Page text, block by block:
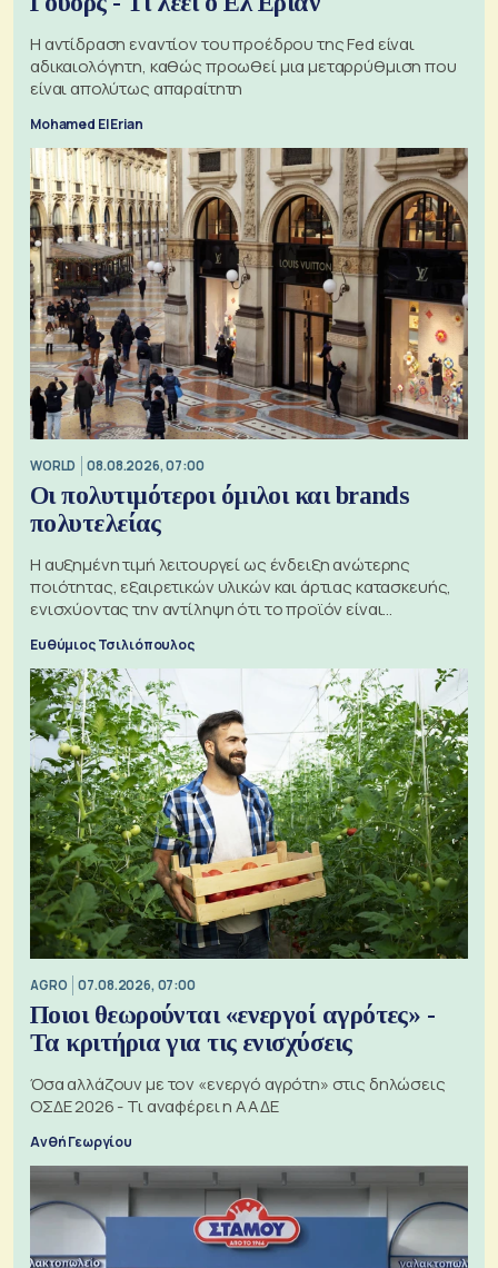
Η αντίδραση εναντίον του προέδρου της Fed είναι
αδικαιολόγητη, καθώς προωθεί μια μεταρρύθμιση που
είναι απολύτως απαραίτητη
Mohamed El Erian
WORLD 08.08.2026, 07:00
Οι πολυτιμότεροι όμιλοι και brands
πολυτελείας
Η αυξημένη τιμή λειτουργεί ως ένδειξη ανώτερης
ποιότητας, εξαιρετικών υλικών και άρτιας κατασκευής,
ενισχύοντας την αντίληψη ότι το προϊόν είναι
Ευθύμιος Τσιλιόπουλος
AGRO 07.08.2026, 07:00
Ποιοι θεωρούνται «ενεργοί αγρότες» -
Τα κριτήρια για τις ενισχύσεις
Όσα αλλάζουν με τον «ενεργό αγρότη» στις δηλώσεις
ΟΣΔΕ 2026 - Τι αναφέρει η ΑΑΔΕ
Ανθή Γεωργίου